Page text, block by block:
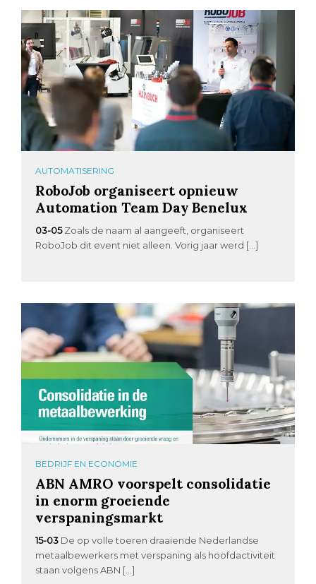
AUTOMATISERING
RoboJob organiseert opnieuw
Automation Team Day Benelux
03-05 Zoals de naam al aangeeft, organiseert
RoboJob dit event niet alleen. Vorig jaar werd […]
BEDRIJF EN ECONOMIE
ABN AMRO voorspelt consolidatie
in enorm groeiende
verspaningsmarkt
15-03 De op volle toeren draaiende Nederlandse
metaalbewerkers met verspaning als hoofdactiviteit
staan volgens ABN […]